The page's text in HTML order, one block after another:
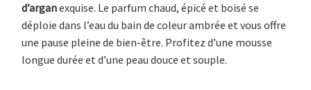
d’arganexquise. Le parfum chaud, épicé et boisé se
déploie dans l’eau du bain de coleur ambrée et vous offre
une pause pleine de bien-être. Profitez d’une mousse
longue durée et d’une peau douce et souple.